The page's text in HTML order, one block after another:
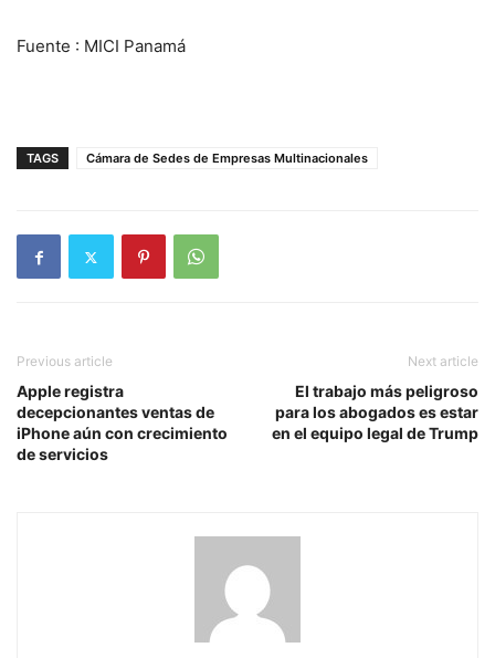
Fuente : MICI Panamá
TAGS Cámara de Sedes de Empresas Multinacionales
Previous article
Apple registra
decepcionantes ventas de
iPhone aún con crecimiento
de servicios
Next article
El trabajo más peligroso
para los abogados es estar
en el equipo legal de Trump